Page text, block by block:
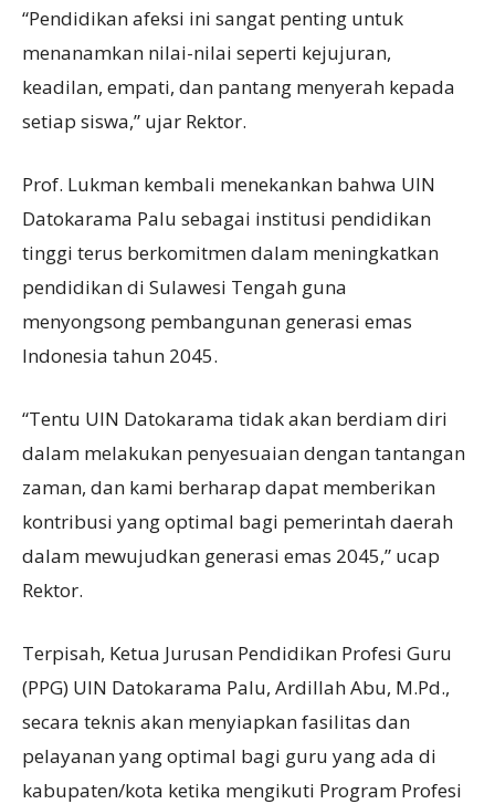
“Pendidikan afeksi ini sangat penting untuk
menanamkan nilai-nilai seperti kejujuran,
keadilan, empati, dan pantang menyerah kepada
setiap siswa,” ujar Rektor.
Prof. Lukman kembali menekankan bahwa UIN
Datokarama Palu sebagai institusi pendidikan
tinggi terus berkomitmen dalam meningkatkan
pendidikan di Sulawesi Tengah guna
menyongsong pembangunan generasi emas
Indonesia tahun 2045.
“Tentu UIN Datokarama tidak akan berdiam diri
dalam melakukan penyesuaian dengan tantangan
zaman, dan kami berharap dapat memberikan
kontribusi yang optimal bagi pemerintah daerah
dalam mewujudkan generasi emas 2045,” ucap
Rektor.
Terpisah, Ketua Jurusan Pendidikan Profesi Guru
(PPG) UIN Datokarama Palu, Ardillah Abu, M.Pd.,
secara teknis akan menyiapkan fasilitas dan
pelayanan yang optimal bagi guru yang ada di
kabupaten/kota ketika mengikuti Program Profesi